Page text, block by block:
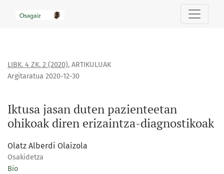
Iktusa jasan duten pazienteetan ohikoak diren erizaintza-
LIBK. 4 ZK. 2 (2020), ARTIKULUAK
Iktusa jasan duten pazienteetan
ohikoak diren erizaintza-diagnostikoak
Argitaratua 2020-12-30
Olatz Alberdi Olaizola
Osakidetza
Bio